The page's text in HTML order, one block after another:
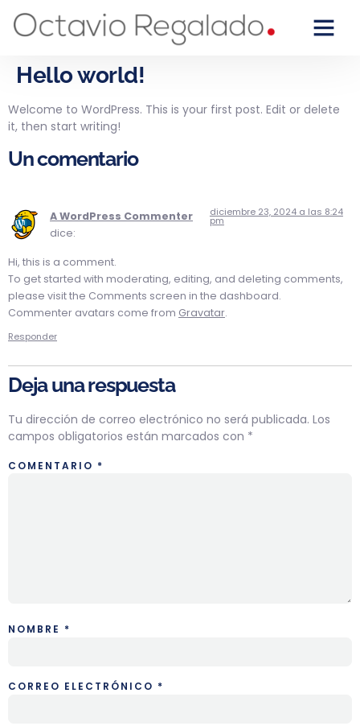
Hello world!
Welcome to WordPress. This is your first post. Edit or delete
it, then start writing!
Un comentario
A WordPress Commenter
dice:
diciembre 23, 2024 a las 8:24
pm
Hi, this is a comment.
To get started with moderating, editing, and deleting comments,
please visit the Comments screen in the dashboard.
Commenter avatars come from Gravatar.
Responder
Deja una respuesta
Tu dirección de correo electrónico no será publicada. Los
campos obligatorios están marcados con *
COMENTARIO *
NOMBRE *
CORREO ELECTRÓNICO *